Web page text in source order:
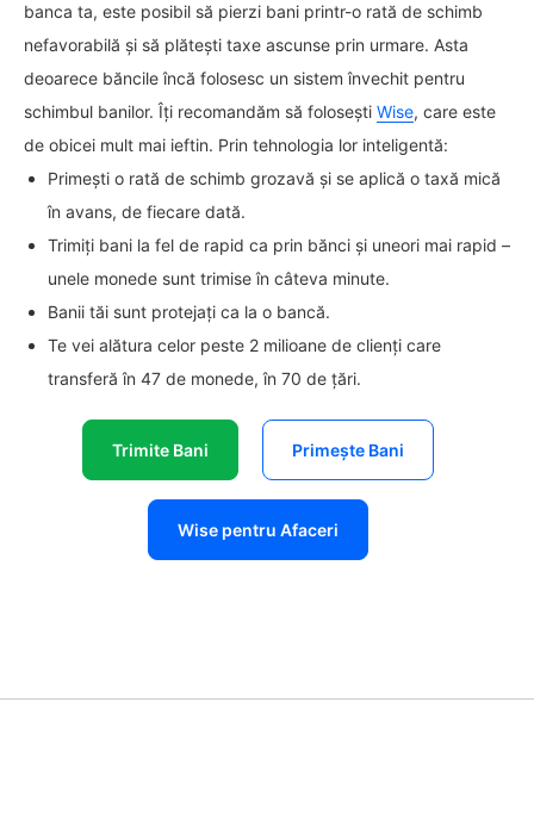
banca ta, este posibil să pierzi bani printr-o rată de schimb
nefavorabilă și să plătești taxe ascunse prin urmare. Asta
deoarece băncile încă folosesc un sistem învechit pentru
schimbul banilor. Îți recomandăm să folosești Wise, care este
de obicei mult mai ieftin. Prin tehnologia lor inteligentă:
Primești o rată de schimb grozavă și se aplică o taxă mică
în avans, de fiecare dată.
Trimiți bani la fel de rapid ca prin bănci și uneori mai rapid –
unele monede sunt trimise în câteva minute.
Banii tăi sunt protejați ca la o bancă.
Te vei alătura celor peste 2 milioane de clienți care
transferă în 47 de monede, în 70 de țări.
Trimite Bani Primește Bani
Wise pentru Afaceri